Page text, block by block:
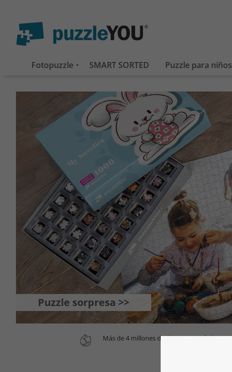
Fotopuzzle SMART SORTED Puzzle para niños
Puzzle sorpresa >>
Más de 4 millones de clientes satisfechos